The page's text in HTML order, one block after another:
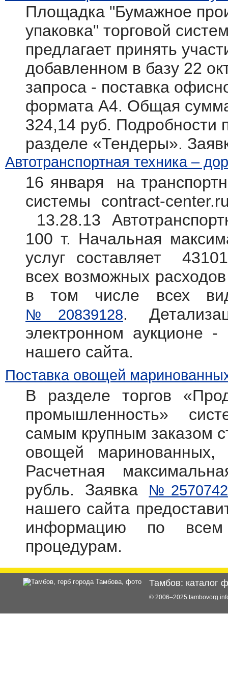
Площадка "Бумажное
упаковка" торговой
предлагает принять
добавленном в базу 22
запроса - поставка
формата А4. Общая
324,14 руб. Подробности
разделе «Тендеры».
Автотранспортная техника –
16 января на
системы contract-
13.28.13
100 т. Начальная
услуг составляет
всех возможных
в том числе всех
№20839128.
электронном аукционе
нашего сайта.
Поставка овощей
В разделе торгов
промышленность»
самым крупным заказом
овощей маринованных,
Расчетная
рубль. Заявка
нашего сайта
информацию по всем
процедурам.
Тамбов: каталог
© 2006–2025